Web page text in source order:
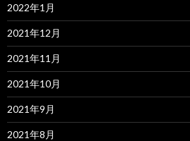
2022年1月
2021年12月
2021年11月
2021年10月
2021年9月
2021年8月